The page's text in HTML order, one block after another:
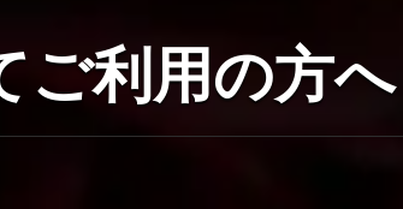
ご利用の方へ